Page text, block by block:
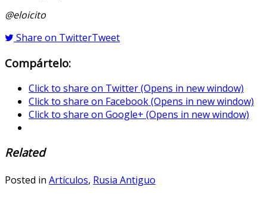
@eloicito
Share on TwitterTweet
Compártelo:
Click to share on Twitter (Opens in new window)
Click to share on Facebook (Opens in new window)
Click to share on Google+ (Opens in new window)
Related
Posted in Artículos, Rusia Antiguo